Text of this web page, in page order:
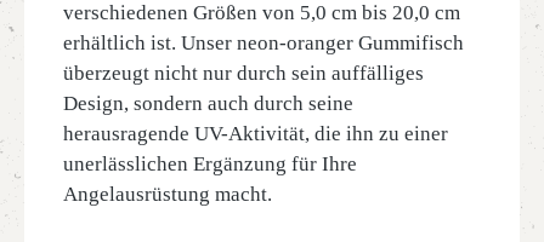
verschiedenen Größen von 5,0 cm bis 20,0 cm
erhältlich ist. Unser neon-oranger Gummifisch
überzeugt nicht nur durch sein auffälliges
Design, sondern auch durch seine
herausragende UV-Aktivität, die ihn zu einer
unerlässlichen Ergänzung für Ihre
Angelausrüstung macht.